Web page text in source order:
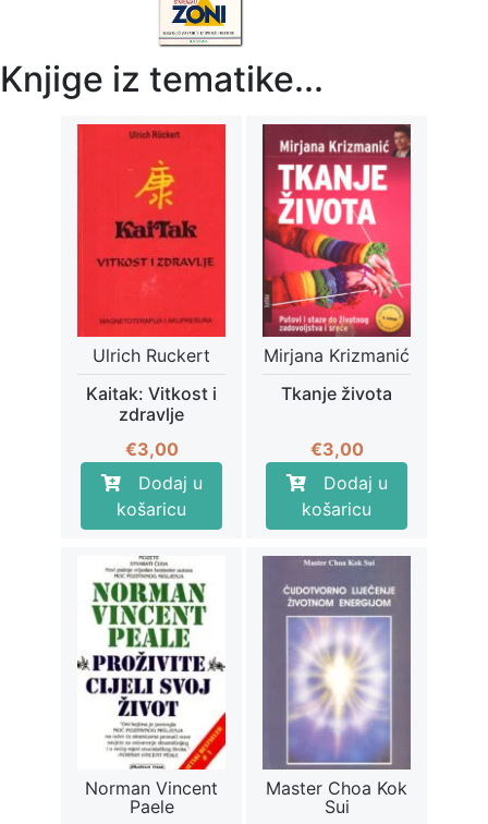
Knjige iz tematike...
Ulrich Ruckert
Kaitak: Vitkost i
zdravlje
€3,00
Dodaj u
košaricu
Mirjana Krizmanić
Tkanje života
€3,00
Dodaj u
košaricu
Norman Vincent
Paele
Master Choa Kok
Sui